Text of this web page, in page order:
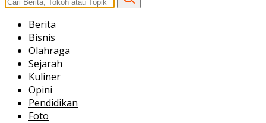
Berita
Bisnis
Olahraga
Sejarah
Kuliner
Opini
Pendidikan
Foto